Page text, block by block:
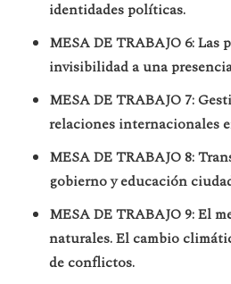
identidades políticas.
MESA DE TRABAJO 6:Las
invisibilidad a una
MESA DE TRABAJO 7:
relaciones internacionales
MESA DE TRABAJO 8:
gobierno y educación
MESA DE TRABAJO 9: El
naturales. El cambio
de conflictos.